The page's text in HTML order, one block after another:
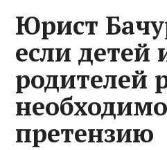
Юрист
если детей
родителей
претензию